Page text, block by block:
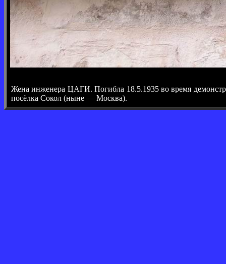
Жена инженера ЦАГИ. Погибла 18.5.1935 во время
посёлка Сокол (ныне — Москва).